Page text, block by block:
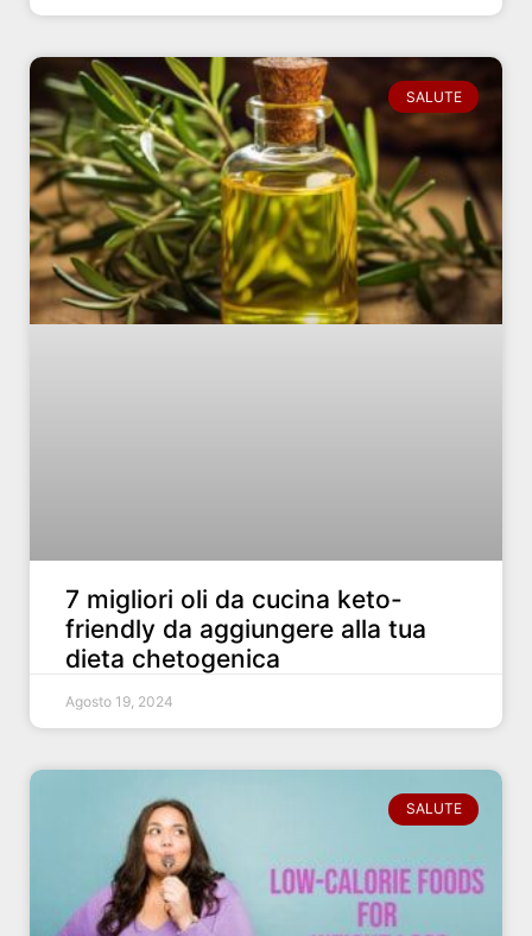
SALUTE
7 migliori oli da cucina keto-
friendly da aggiungere alla tua
dieta chetogenica
Agosto 19, 2024
SALUTE